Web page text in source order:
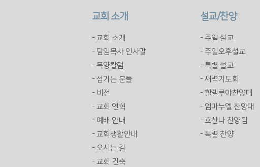
교회 소개
- 교회 소개
- 담임목사 인사말
- 목양칼럼
- 섬기는 분들
- 비전
- 교회 연혁
- 예배 안내
- 교회생활안내
- 오시는 길
- 교회 건축
설교/찬양
- 주일 설교
- 주일오후설교
- 특별 설교
- 새벽기도회
- 할렐루야찬양대
- 임마누엘 찬양대
- 호산나 찬양팀
- 특별 찬양